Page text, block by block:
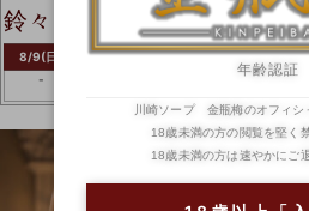
鈴々
8/9(日)
-
8/10(月)
8/11(火)
8/12(水)
15:00 -
年齢認証
川崎ソープ 金瓶梅のオフィシ
18歳未満の方の閲覧を堅く
18歳未満の方は速やかにご